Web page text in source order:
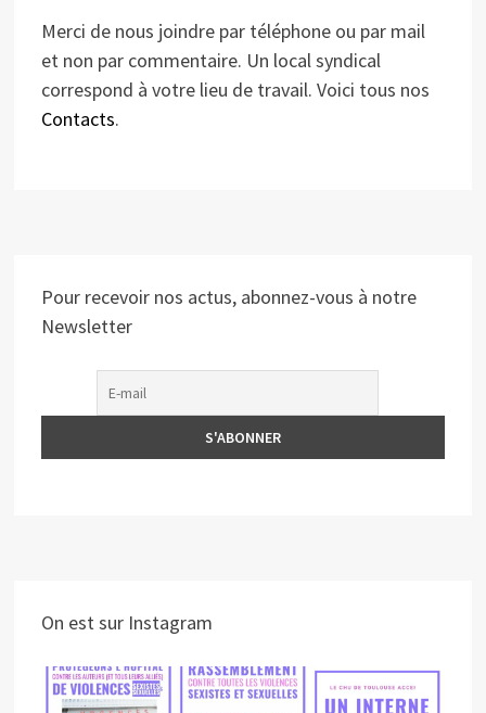
Merci de nous joindre par téléphone ou par mail
et non par commentaire. Un local syndical
correspond à votre lieu de travail. Voici tous nos
Contacts.
Pour recevoir nos actus, abonnez-vous à notre
Newsletter
On est sur Instagram